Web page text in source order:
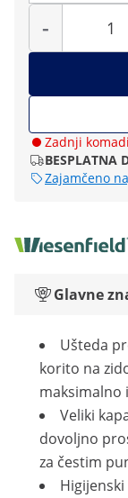
-
Zadnji
BESPLATNA
Zajamčeno
Glavne
Ušteda
korito na
Veliki
dovoljno
za čestim